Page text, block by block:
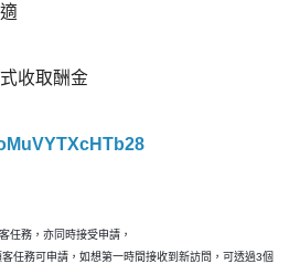
收取酬金
任務，亦同時接受申請，
任務可申請，如想第一時間接收到新訪問，可透過3個